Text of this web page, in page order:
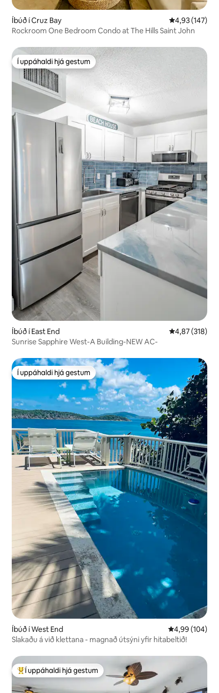
Íbúð í Cruz Bay 4,93 af 5 í
4,93 (147)
Rockroom One Bedroom Condo at The Hills Saint John
Í uppáhaldi hjá gestum
Í uppáhaldi hjá gestum
Íbúð í East End 4,87 af 5 í
4,87 (318)
Sunrise Sapphire West-A Building-NEW AC-
Í uppáhaldi hjá gestum
Í uppáhaldi hjá gestum
Íbúð í West End 4,99 af 5 í
4,99 (104)
Slakaðu á við klettana - magnað útsýni yfir hitabeltið!
Í mestu uppáhaldi hjá gestum
Í uppáhaldi hjá gestum